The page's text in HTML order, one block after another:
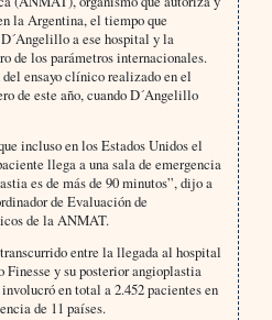
la Argentina, el tiempo que
a ese hospital y la
de los parámetros internacionales.
ensayo clínico realizado en el
de este año, cuando D´Angelillo
incluso en los Estados Unidos el
llega a una sala de emergencia
es de más de 90 minutos”, dijo a
de Evaluación de
de la ANMAT.
entre la llegada al hospital
y su posterior angioplastia
en total a 2.452 pacientes en
de 11 países.